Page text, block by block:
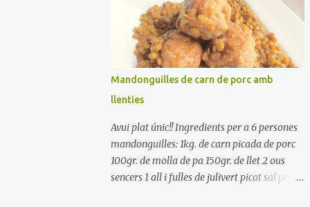
Renteu els pebrots i talleu-los a trossets.
Renteu les tomates i talleu-les a octaus.
Talleu les olives a rodanxes. Una hora abans
de portar a la taula, poseu els cigrons, ben
escorreguts, en un bol, amb la resta
d'ingredients: les tomates, el pebrot, la ceba,
(escorreguda), les olives i la tonyina
esmicolada. Amaniu amb sal i oli... bon
profit!!
Mandonguilles de carn de porc amb
llenties
Avui plat únic!! Ingredients per a 6 persones
mandonguilles: 1kg. de carn picada de porc
100gr. de molla de pa 150gr. de llet 2 ous
sencers 1 all i fulles de julivert picat sal pebre